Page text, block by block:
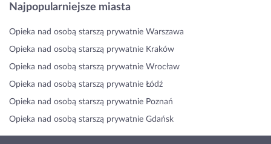
Najpopularniejsze miasta
Opieka nad osobą starszą prywatnie Warszawa
Opieka nad osobą starszą prywatnie Kraków
Opieka nad osobą starszą prywatnie Wrocław
Opieka nad osobą starszą prywatnie Łódź
Opieka nad osobą starszą prywatnie Poznań
Opieka nad osobą starszą prywatnie Gdańsk